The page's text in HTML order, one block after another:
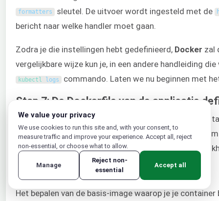
formatters sleutel. De uitvoer wordt ingesteld met de
bericht naar welke handler moet gaan.
Zodra je die instellingen hebt gedefinieerd, Docker zal
vergelijkbare wijze kun je, in een andere handleiding
kubectl logs commando. Laten we nu beginnen met
Stap 7: De Dockerfile van de applicatie
In deze stap definiëren we de configuratie om de
door de Guincorn WSGI-server. We definiëren de
installeren de applicatie en de bijbehorende
De parent-image voor een Django-app
Het bepalen van de basis-image waarop je je
We value your privacy
We use cookies to run this site and, with your consent, to
measure traffic and improve your experience. Accept all, reject
non-essential, or choose what to allow.
Manage
Reject non-
essential
Accept all